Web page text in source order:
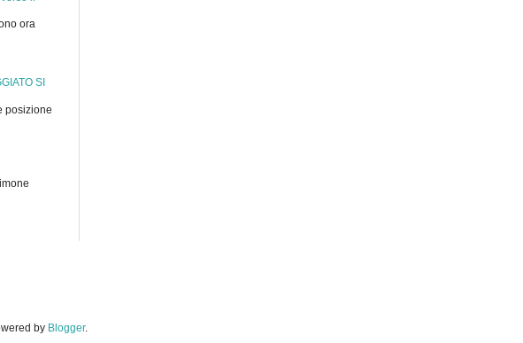
ora
SI
posizione
by Blogger.